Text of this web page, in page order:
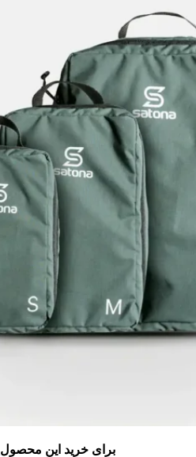
برای خرید این محصول